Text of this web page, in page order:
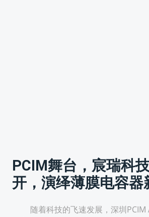
PCIM舞台，宸瑞科技
开，演绎薄膜电容器
随着科技的飞速发展，深圳